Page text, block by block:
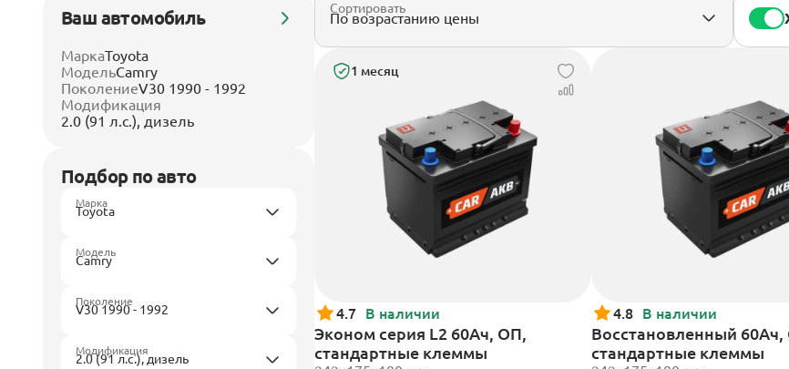
Ваш автомобиль
МаркаToyota
МодельCamry
ПоколениеV30 1990 - 1992
Модификация
2.0 (91 л.с.), дизель
Подбор по авто
Марка
Модель
Поколение
Модификация
Сортировать
1 месяц
4.7 В наличии
Эконом серия L2 60Ач, ОП,
стандартные клеммы
4.8 В наличии
Восстановленный
стандартные клеммы